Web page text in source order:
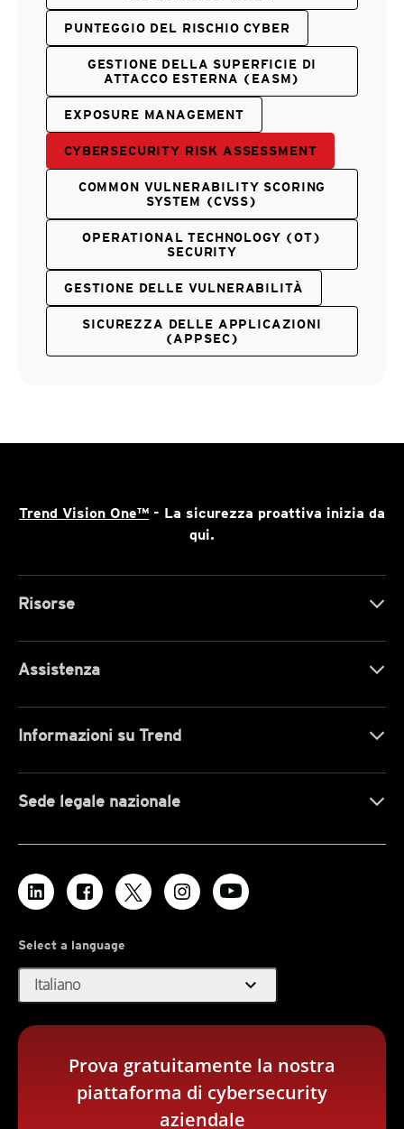
PUNTEGGIO DEL RISCHIO CYBER
GESTIONE DELLA SUPERFICIE DI
ATTACCO ESTERNA (EASM)
EXPOSURE MANAGEMENT
CYBERSECURITY RISK ASSESSMENT
COMMON VULNERABILITY SCORING
SYSTEM (CVSS)
OPERATIONAL TECHNOLOGY (OT)
SECURITY
GESTIONE DELLE VULNERABILITÀ
SICUREZZA DELLE APPLICAZIONI
(APPSEC)
Trend Vision One™ - La sicurezza proattiva inizia da
qui.
Risorse
Assistenza
Informazioni su Trend
Sede legale nazionale
Select a language
Italiano expand_more
Prova gratuitamente la nostra
piattaforma di cybersecurity
aziendale